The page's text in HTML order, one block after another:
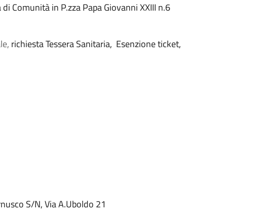
Comunità in P.zza Papa Giovanni XXIII n.6
richiesta Tessera Sanitaria, Esenzione ticket,
S/N, Via A.Uboldo 21